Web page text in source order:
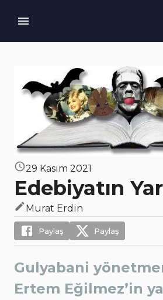
29 Kasım 2021
Edebiyatın
Murat Erdin
Paylaş Paylaş
Gulyabani
Ertem Eğilmez’in